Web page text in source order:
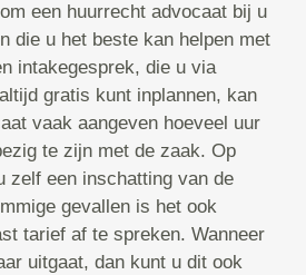
een huurrecht advocaat bij u
die u het beste kan helpen met
intakegesprek, die u via
gratis kunt inplannen, kan
vaak aangeven hoeveel uur
te zijn met de zaak. Op
zelf een inschatting van de
gevallen is het ook
tarief af te spreken. Wanneer
uitgaat, dan kunt u dit ook